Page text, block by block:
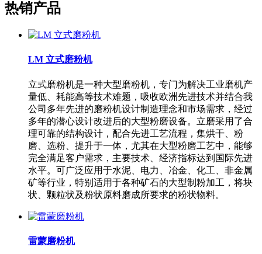
热销产品
LM 立式磨粉机
立式磨粉机是一种大型磨粉机，专门为解决工业磨机产
量低、耗能高等技术难题，吸收欧洲先进技术并结合我
公司多年先进的磨粉机设计制造理念和市场需求，经过
多年的潜心设计改进后的大型粉磨设备。立磨采用了合
理可靠的结构设计，配合先进工艺流程，集烘干、粉
磨、选粉、提升于一体，尤其在大型粉磨工艺中，能够
完全满足客户需求，主要技术、经济指标达到国际先进
水平。可广泛应用于水泥、电力、冶金、化工、非金属
矿等行业，特别适用于各种矿石的大型制粉加工，将块
状、颗粒状及粉状原料磨成所要求的粉状物料。
雷蒙磨粉机